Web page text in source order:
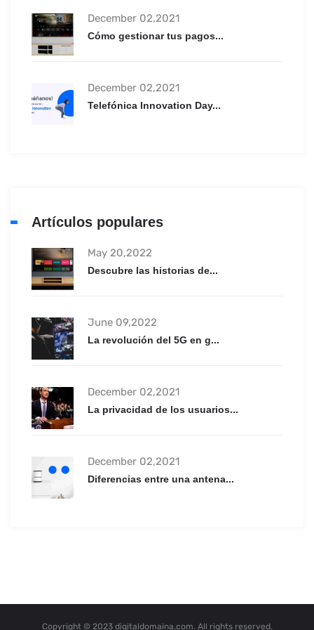
December 02,2021
Cómo gestionar tus pagos...
December 02,2021
Telefónica Innovation Day...
Artículos populares
May 20,2022
Descubre las historias de...
June 09,2022
La revolución del 5G en g...
December 02,2021
La privacidad de los usuarios...
December 02,2021
Diferencias entre una antena...
Copyright © 2023 digitaldomaina.com. All rights reserved.